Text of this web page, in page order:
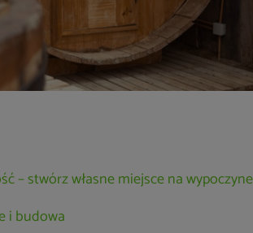
– stwórz własne miejsce na
i budowa